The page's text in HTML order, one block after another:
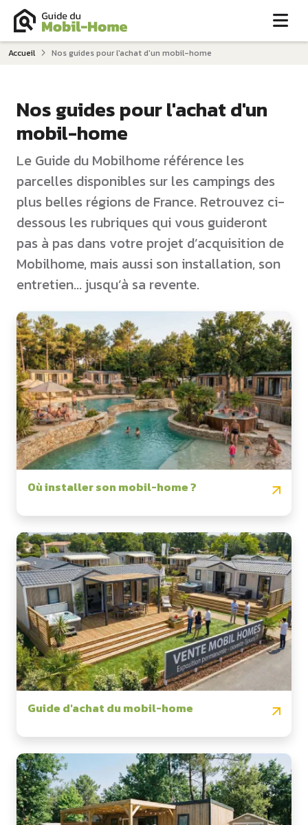
Accueil Nos guides pour l'achat d'un mobil-home
Nos guides pour l'achat d'un
mobil-home
Le Guide du Mobilhome référence les
parcelles disponibles sur les campings des
plus belles régions de France. Retrouvez ci-
dessous les rubriques qui vous guideront
pas à pas dans votre projet d’acquisition de
Mobilhome, mais aussi son installation, son
entretien... jusqu’à sa revente.
Où installer son mobil-home ?
Guide d'achat du mobil-home